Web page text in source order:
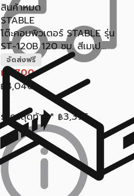
สินค้าหมด
STABLE
โต๊ะคอมพิวเตอร์ STABLE รุ่น
ST-120B 120 ซม. สีเมเป...
จัดส่งฟรี
฿ 3,700
฿ 4,040
ราคาสุดท้าย* ฿3,395